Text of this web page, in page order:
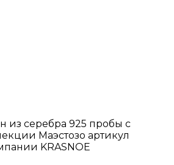
из серебра 925 пробы с
Маэстозо артикул
KRASNOE